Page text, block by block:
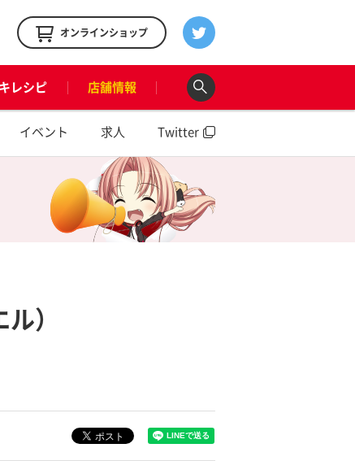
オンラインショップ
レシピ 店舗情報
イベント 求人 Twitter
）